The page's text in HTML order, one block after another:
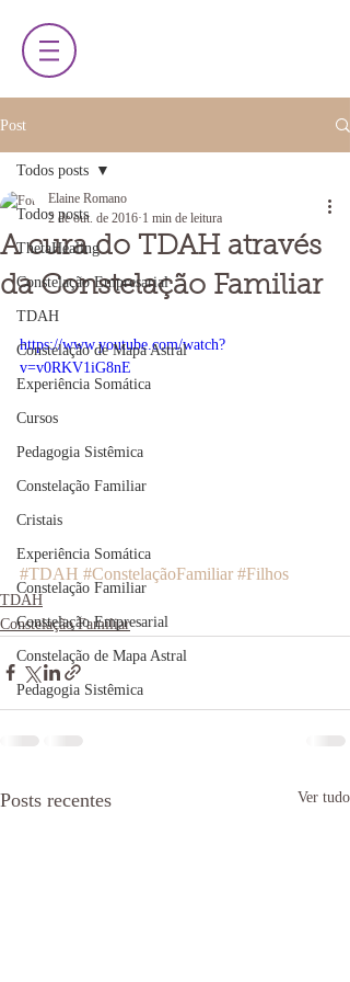
Post
Todos posts
ThetaHealing
Constelação Empresarial
TDAH
Constelação de Mapa Astral
Experiência Somática
Cursos
Pedagogia Sistêmica
Constelação Familiar
Cristais
Experiência Somática
Constelação Familiar
Constelação Empresarial
Constelação de Mapa Astral
Pedagogia Sistêmica
Todos posts
A cura do TDAH através
da Constelação Familiar
Elaine Romano
2 de out. de 2016 1 min de leitura
https://www.youtube.com/watch?
v=v0RKV1iG8nE
#TDAH #ConstelaçãoFamiliar #Filhos
TDAH
Constelação Familiar
Posts recentes Ver tudo